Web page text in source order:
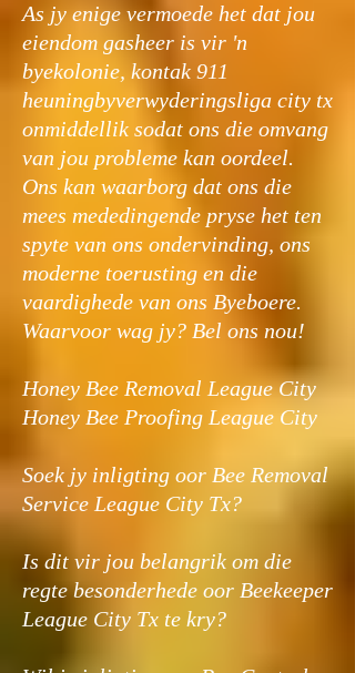
As jy enige vermoede het dat jou
eiendom gasheer is vir 'n
byekolonie, kontak 911
heuningbyverwyderingsliga city tx
onmiddellik sodat ons die omvang
van jou probleme kan oordeel.
Ons kan waarborg dat ons die
mees mededingende pryse het ten
spyte van ons ondervinding, ons
moderne toerusting en die
vaardighede van ons Byeboere.
Waarvoor wag jy? Bel ons nou!
Honey Bee Removal League City
Honey Bee Proofing League City
Soek jy inligting oor Bee Removal
Service League City Tx?
Is dit vir jou belangrik om die
regte besonderhede oor Beekeeper
League City Tx te kry?